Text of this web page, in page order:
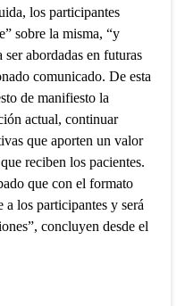
los participantes
sobre la misma, “y
abordadas en futuras
comunicado. De esta
de manifiesto la
actual, continuar
que aporten un valor
reciben los pacientes.
que con el formato
los participantes y será
concluyen desde el